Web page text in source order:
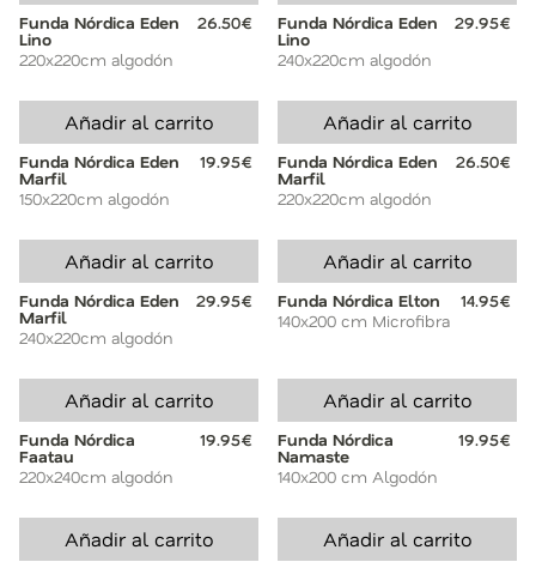
Funda Nórdica Eden
Lino
26.50€
220x220cm algodón
Funda Nórdica Eden
Lino
29.95€
240x220cm algodón
Añadir al carrito
Funda Nórdica Eden
Marfil
19.95€
150x220cm algodón
Añadir al carrito
Funda Nórdica Eden
Marfil
26.50€
220x220cm algodón
Añadir al carrito
Funda Nórdica Eden
Marfil
29.95€
240x220cm algodón
Añadir al carrito
Funda Nórdica Elton
14.95€
140x200 cm Microfibra
Añadir al carrito
Funda Nórdica
Faatau
19.95€
220x240cm algodón
Añadir al carrito
Funda Nórdica
Namaste
19.95€
140x200 cm Algodón
Añadir al carrito Añadir al carrito